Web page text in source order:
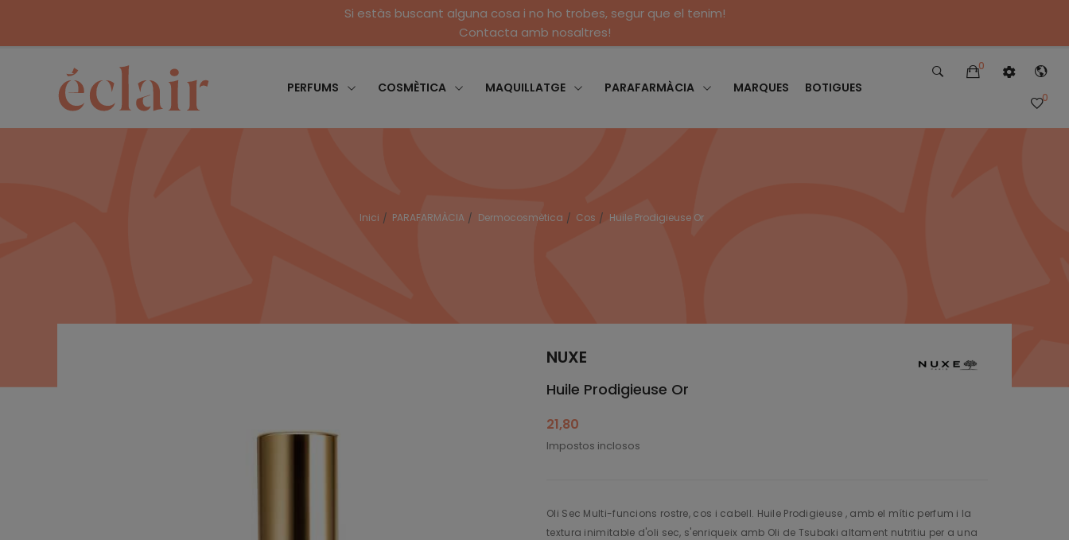
Si estàs buscant alguna cosa i no ho trobes, segur que el tenim!
Contacta amb nosaltres!
PERFUMS COSMÈTICA MAQUILLATGE PARAFARMÀCIA MARQUES BOTIGUES
0
0
Inici PARAFARMÀCIA Dermocosmètica Cos Huile Prodigieuse Or
NUXE
Huile Prodigieuse Or
21,80
Impostos inclosos
Oli Sec Multi-funcions rostre, cos i cabell. Huile Prodigieuse , amb el mític perfum i la
textura inimitable d'oli sec, s'enriqueix amb Oli de Tsubaki altament nutritiu per a una